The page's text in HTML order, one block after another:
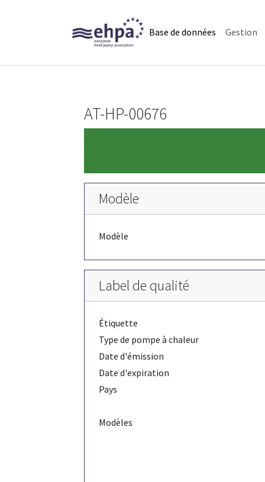
Base de données(current)
Gestion
AT-HP-00676
Modèle
Modèle
Label de qualité
Étiquette
Type de pompe à chaleur
Date d'émission
Date d'expiration
Pays
Modèles